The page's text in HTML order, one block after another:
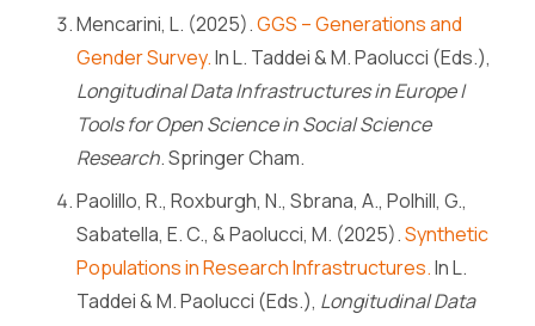
Mencarini, L. (2025).GGS – Generations and
Gender Survey.In L. Taddei & M. Paolucci (Eds.),
Longitudinal Data Infrastructures in Europe |
Tools for Open Science in Social Science
Research. Springer Cham.
Paolillo, R., Roxburgh, N., Sbrana, A., Polhill, G.,
Sabatella, E. C., & Paolucci, M. (2025).Synthetic
Populations in Research Infrastructures.In L.
Taddei & M. Paolucci (Eds.), Longitudinal Data